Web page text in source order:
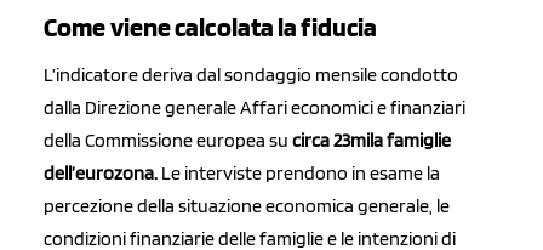
Come viene calcolata la fiducia
L’indicatore deriva dal sondaggio mensile condotto
dalla Direzione generale Affari economici e finanziari
della Commissione europea su circa 23mila famiglie
dell’eurozona. Le interviste prendono in esame la
percezione della situazione economica generale, le
condizioni finanziarie delle famiglie e le intenzioni di